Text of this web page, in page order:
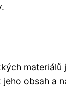
materiálů
obsah a